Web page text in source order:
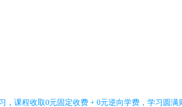
，课程收取0元固定收费 + 0元逆向学费，学习圆满